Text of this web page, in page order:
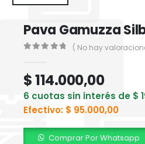
Pava Gamuzza
( No hay
$114.000,00
6 cuotas sin interés de $
Efectivo: $ 95.000,00
Comprar Por Whatsapp